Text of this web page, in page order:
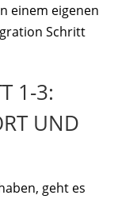
einem eigenen
Schritt
1-3:
UND
geht es